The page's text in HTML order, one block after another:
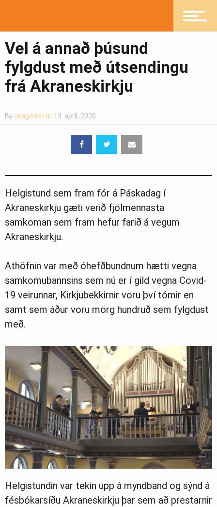
Pistlar
Vel á annað þúsund
fylgdust með útsendingu
frá Akraneskirkju
By skagafrettir 13. apríl, 2020
Helgistund sem fram fór á Páskadag í
Akraneskirkju gæti verið fjölmennasta
samkoman sem fram hefur farið á vegum
Akraneskirkju.
Athöfnin var með óhefðbundnum hætti vegna
samkomubannsins sem nú er í gild vegna Covid-
19 veirunnar, Kirkjubekkirnir voru því tómir en
samt sem áður voru mörg hundruð sem fylgdust
með.
Helgistundin var tekin upp á myndband og sýnd á
fésbókarsíðu Akraneskirkju þar sem að prestarnir